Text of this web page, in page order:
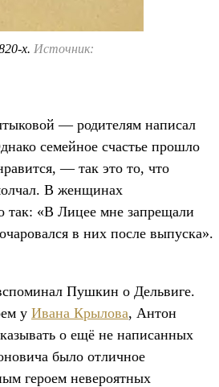
х. Источник:
— родителям написал
семейное счастье прошло
— так это то, что
В женщинах
так: «В Лицее мне запрещали
в них после выпуска».
Пушкин о Дельвиге.
у Ивана Крылова, Антон
о ещё не написанных
было отличное
героем невероятных